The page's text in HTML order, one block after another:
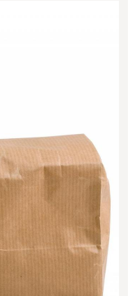
Detail
Detail